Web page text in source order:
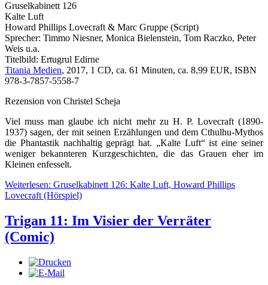
Gruselkabinett 126
Kalte Luft
Howard Phillips Lovecraft & Marc Gruppe (Script)
Sprecher: Timmo Niesner, Monica Bielenstein, Tom Raczko, Peter
Weis u.a.
Titelbild: Ertugrul Edirne
Titania Medien, 2017, 1 CD, ca. 61 Minuten, ca. 8,99 EUR, ISBN
978-3-7857-5558-7
Rezension von Christel Scheja
Viel muss man glaube ich nicht mehr zu H. P. Lovecraft (1890-
1937) sagen, der mit seinen Erzählungen und dem Cthulhu-Mythos
die Phantastik nachhaltig geprägt hat. „Kalte Luft“ ist eine seiner
weniger bekannteren Kurzgeschichten, die das Grauen eher im
Kleinen enfesselt.
Weiterlesen: Gruselkabinett 126: Kalte Luft, Howard Phillips
Lovecraft (Hörspiel)
Trigan 11: Im Visier der Verräter
(Comic)